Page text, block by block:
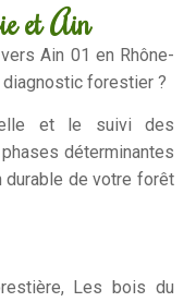
et Ain
Ain 01 en Rhône-
forestier ?
et le suivi des
déterminantes
de votre forêt
Les bois du